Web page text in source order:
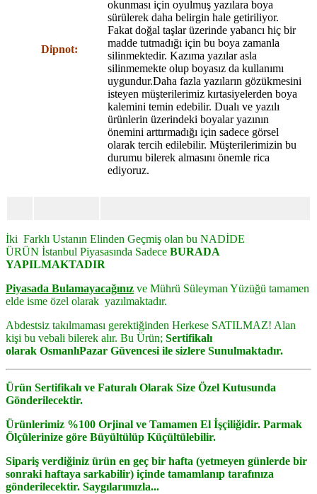
Dipnot:
okunması için oyulmuş yazılara boya
sürülerek daha belirgin hale getiriliyor.
Fakat doğal taşlar üzerinde yabancı hiç bir
madde tutmadığı için bu boya zamanla
silinmektedir. Kazıma yazılar asla
silinmemekte olup boyasız da kullanımı
uygundur.Daha fazla yazıların gözükmesini
isteyen müşterilerimiz kırtasiyelerden boya
kalemini temin edebilir. Dualı ve yazılı
ürünlerin üzerindeki boyalar yazının
önemini arttırmadığı için sadece görsel
olarak tercih edilebilir. Müşterilerimizin bu
durumu bilerek almasını önemle rica
ediyoruz.
İki Farklı Ustanın Elinden Geçmiş olan bu NADİDE
ÜRÜN İstanbul Piyasasında Sadece BURADA
YAPILMAKTADIR
Piyasada Bulamayacağınız ve Mührü Süleyman Yüzüğü tamamen
elde isme özel olarak yazılmaktadır.
Abdestsiz takılmaması gerektiğinden Herkese SATILMAZ! Alan
kişi bu vebali bilerek alır. Bu Ürün; Sertifikalı
olarak OsmanlıPazar Güvencesi ile sizlere Sunulmaktadır.
Ürün Sertifikalı ve Faturalı Olarak Size Özel Kutusunda
Gönderilecektir.
Ürünlerimiz %100 Orjinal ve Tamamen El İşçiliğidir. Parmak
Ölçülerinize göre Büyültülüp Küçültülebilir.
Sipariş verdiğiniz ürün en geç bir hafta (yetmeyen günlerde bir
sonraki haftaya sarkabilir) içinde tamamlanıp tarafınıza
gönderilecektir. Saygılarımızla...